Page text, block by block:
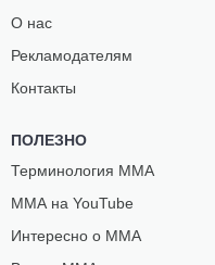
О нас
Рекламодателям
Контакты
ПОЛЕЗНО
Терминология ММА
ММА на YouTube
Интересно о ММА